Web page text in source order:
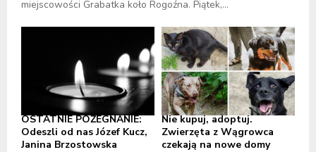
miejscowości Grabatka koło Rogoźna. Piątek,...
OSTATNIE POŻEGNANIE:
Odeszli od nas Józef Kucz,
Janina Brzostowska
Nie kupuj, adoptuj.
Zwierzęta z Wągrowca
czekają na nowe domy